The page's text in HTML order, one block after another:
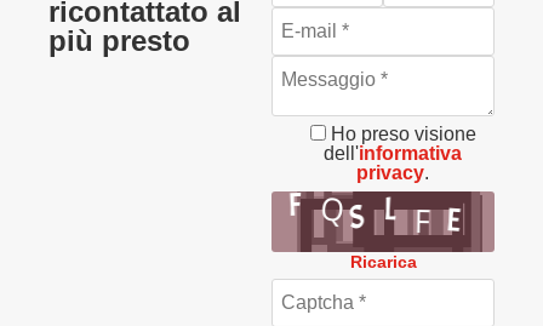
ricontattato al
più presto
Ho preso visione
dell'informativa
privacy.
Ricarica